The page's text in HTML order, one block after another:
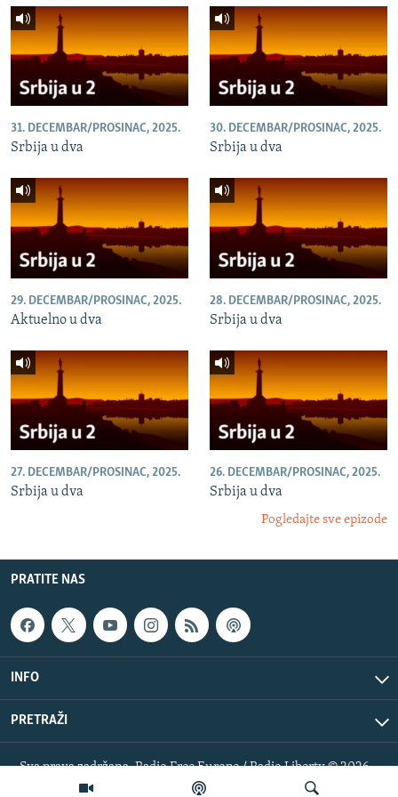
31. DECEMBAR/PROSINAC, 2025.
Srbija u dva
30. DECEMBAR/PROSINAC, 2025.
Srbija u dva
29. DECEMBAR/PROSINAC, 2025.
Aktuelno u dva
28. DECEMBAR/PROSINAC, 2025.
Srbija u dva
27. DECEMBAR/PROSINAC, 2025.
Srbija u dva
26. DECEMBAR/PROSINAC, 2025.
Srbija u dva
Pogledajte sve epizode
PRATITE NAS
INFO
PRETRAŽI
Sva prava zadržana. Radio Free Europe / Radio Liberty © 2026
RFE/RL, Inc.